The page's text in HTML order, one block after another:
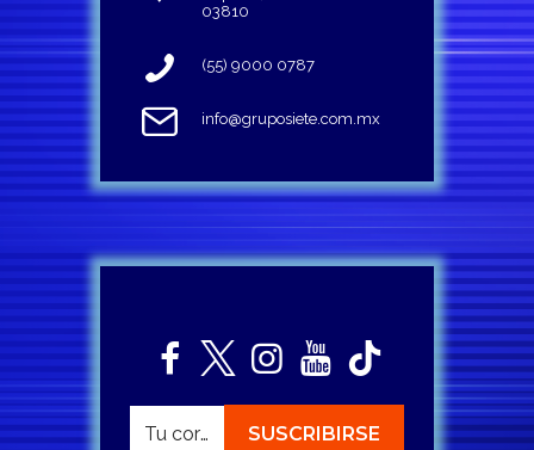
03810
(55) 9000 0787
info@gruposiete.com.mx